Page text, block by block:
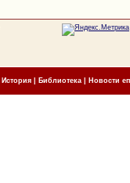
История| Библиотека Новости